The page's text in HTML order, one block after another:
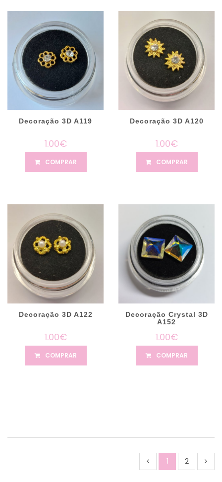
Decoração 3D A119
1.00€
COMPRAR
Decoração 3D A120
1.00€
COMPRAR
Decoração 3D A122
1.00€
COMPRAR
Decoração Crystal 3D
A152
1.00€
COMPRAR
1 2